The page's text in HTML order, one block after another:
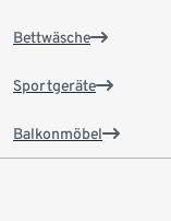
Bettwäsche
Sportgeräte
Balkonmöbel